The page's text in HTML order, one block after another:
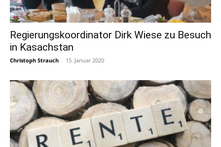
Regierungskoordinator Dirk Wiese zu Besuch
in Kasachstan
Christoph Strauch - 15. Januar 2020